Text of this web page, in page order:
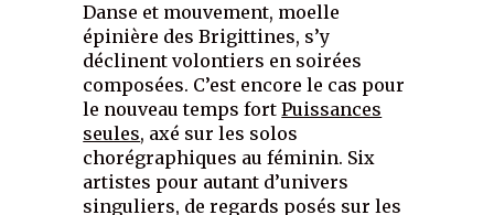
Danse et mouvement, moelle
épinière des Brigittines, s’y
déclinent volontiers en soirées
composées. C’est encore le cas pour
le nouveau temps fortPuissances
seules, axé sur les solos
chorégraphiques au féminin. Six
artistes pour autant d’univers
singuliers, de regards posés sur les